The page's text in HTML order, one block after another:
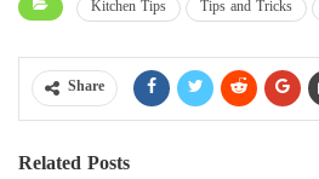
Kitchen Tips Tips and Tricks
Share
Related Posts